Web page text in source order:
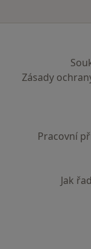
Zásady
Pracovní
Jak